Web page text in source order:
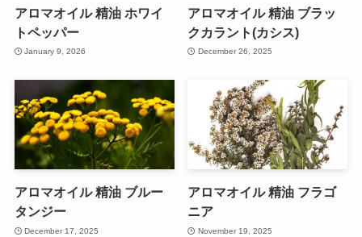
アロマオイル 精油 ホワイ
トペッパー
January 9, 2026
アロマオイル 精油 ブラッ
クカラント(カシス)
December 26, 2025
アロマオイル 精油 ブルー
タンジー
December 17, 2025
アロマオイル 精油 フラゴ
ニア
November 19, 2025